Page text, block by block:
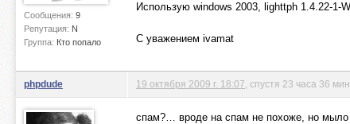
Сообщения: 9
Репутация: N
Группа: Кто попало
Использую windows 2003, lighttph 1.4.22-1-
С уважением ivamat
phpdude 19 октября 2009 г. 18:07 , спустя 23 часа 36
спам?… вроде на спам не похоже, но мыло